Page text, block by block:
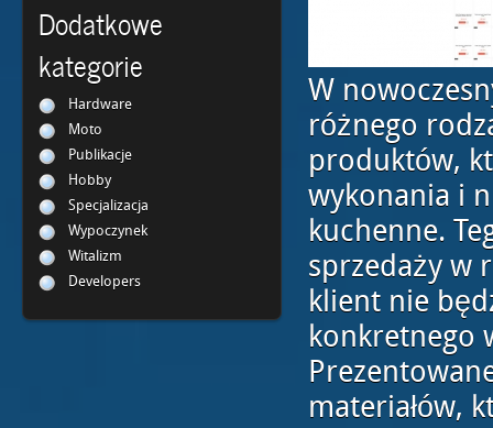
Dodatkowe
kategorie
Hardware
Moto
Publikacje
Hobby
Specjalizacja
Wypoczynek
Witalizm
Developers
W
różnego
produktów,
wykonania i
kuchenne.
sprzedaży w
klient nie
konkretnego
materiałów,